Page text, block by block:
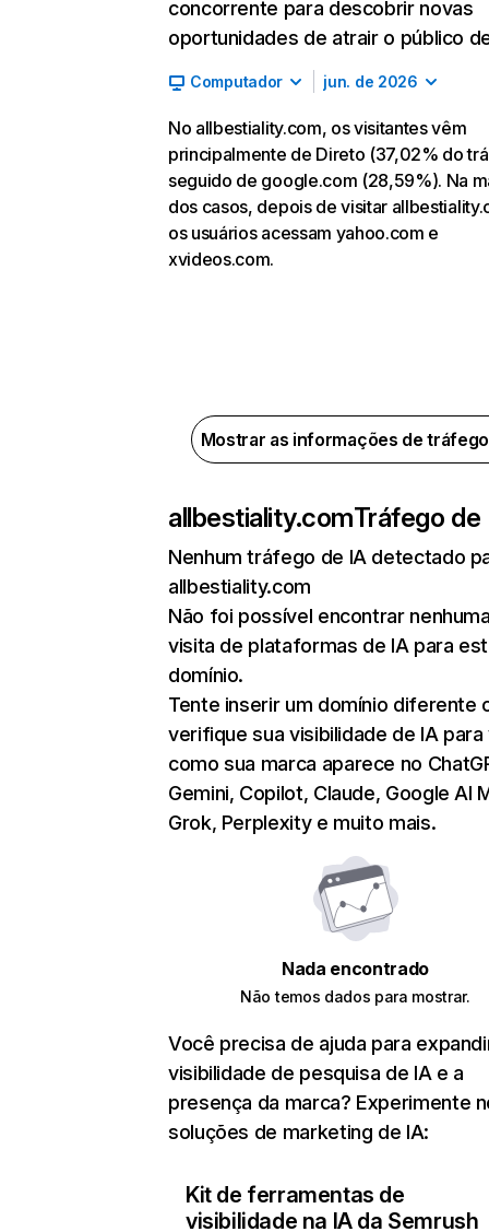
concorrente para descobrir novas
oportunidades de atrair o público
Computador jun. de 2026
No allbestiality.com, os visitantes vêm
principalmente de Direto (37,02% do
seguido de google.com (28,59%). Na
dos casos, depois de visitar
os usuários acessam yahoo.com e
xvideos.com.
Mostrar as informações de
allbestiality.comTráfego de
Nenhum tráfego de IA detectado
allbestiality.com
Não foi possível encontrar
visita de plataformas de IA para
domínio.
Tente inserir um domínio diferente
verifique sua visibilidade de IA para
como sua marca aparece no
Gemini, Copilot, Claude, Google AI
Grok, Perplexity e muito mais.
Nada encontrado
Não temos dados para mostrar.
Você precisa de ajuda para
visibilidade de pesquisa de IA e a
presença da marca? Experimente
soluções de marketing de IA:
Kit de ferramentas de
visibilidade na IA da Semrush